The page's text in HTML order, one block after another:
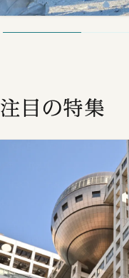
注目の特集